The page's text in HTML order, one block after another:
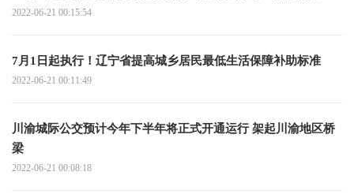
2022-06-21 00:15:54
7月1日起执行！辽宁省提高城乡居民最低生活保障补助标准
2022-06-21 00:11:49
川渝城际公交预计今年下半年将正式开通运行 架起川渝地区桥
梁
2022-06-21 00:08:18